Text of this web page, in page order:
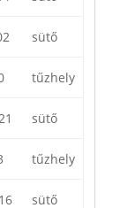
sütő
tűzhely
sütő
tűzhely
sütő